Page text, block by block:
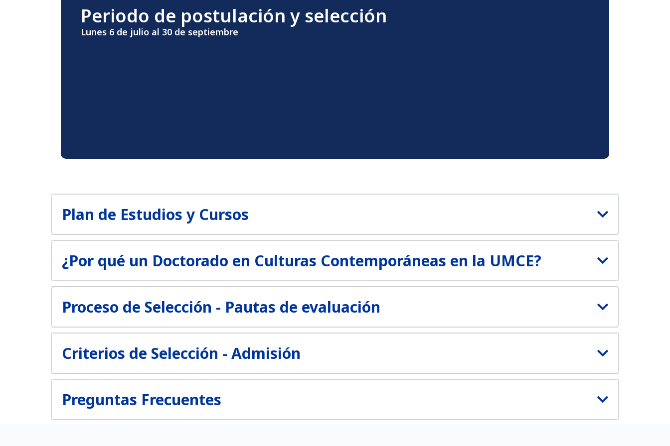
Periodo de postulación y selección
Lunes 6 de julio al 30 de septiembre
Plan de Estudios y Cursos
¿Por qué un Doctorado en Culturas Contemporáneas en la UMCE?
Proceso de Selección - Pautas de evaluación
Criterios de Selección - Admisión
Preguntas Frecuentes